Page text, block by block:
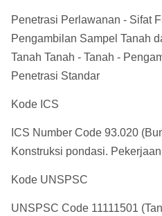
Penetrasi Perlawanan - Sifat
Pengambilan Sampel Tanah
Tanah Tanah - Tanah -
Penetrasi Standar
Kode ICS
ICS Number Code 93.020
Konstruksi pondasi.
Kode UNSPSC
UNSPSC Code 11111501